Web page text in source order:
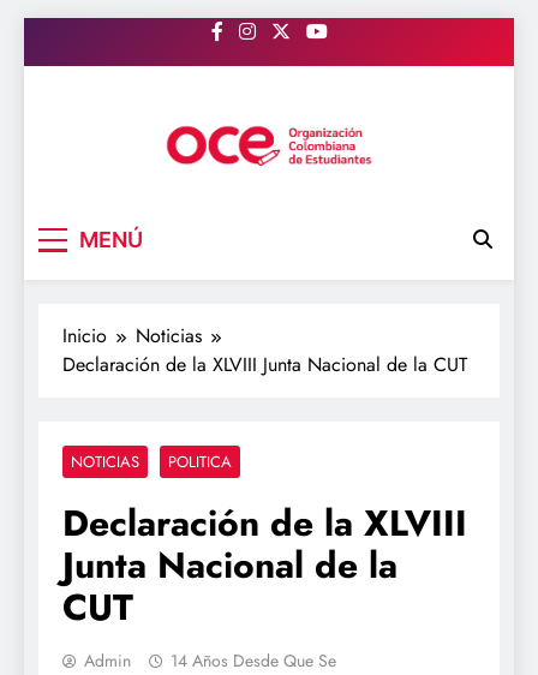
al
MENÚ
Inicio
Noticias
Declaración de la XLVIII Junta Nacional de la CUT
NOTICIAS POLITICA
Declaración de la XLVIII
Junta Nacional de la
CUT
Admin
14 Años Desde Que Se